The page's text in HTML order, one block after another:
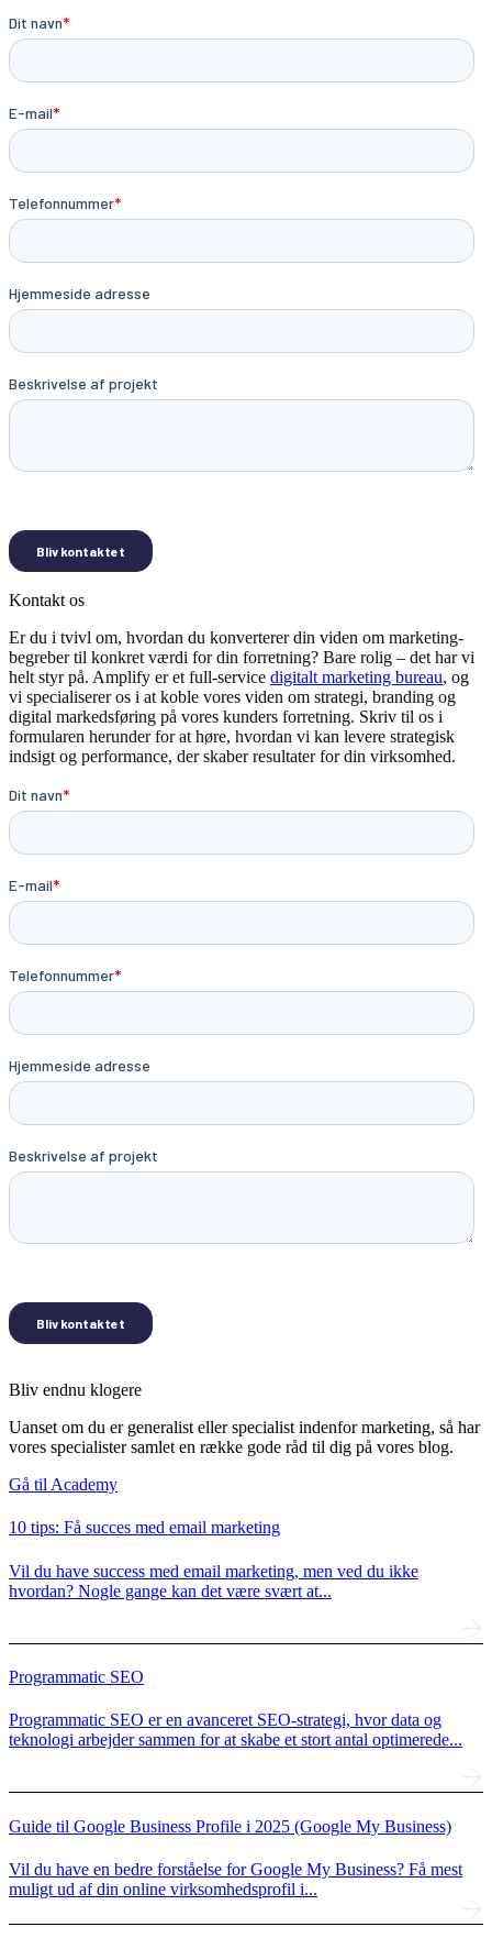
Kontakt os
Er du i tvivl om, hvordan du konverterer din viden om marketing-
begreber til konkret værdi for din forretning? Bare rolig – det har vi
helt styr på. Amplify er et full-service digitalt marketing bureau, og
vi specialiserer os i at koble vores viden om strategi, branding og
digital markedsføring på vores kunders forretning. Skriv til os i
formularen herunder for at høre, hvordan vi kan levere strategisk
indsigt og performance, der skaber resultater for din virksomhed.
Bliv endnu klogere
Uanset om du er generalist eller specialist indenfor marketing, så har
vores specialister samlet en række gode råd til dig på vores blog.
Gå til Academy
10 tips: Få succes med email marketing
Vil du have success med email marketing, men ved du ikke
hvordan? Nogle gange kan det være svært at...
Programmatic SEO
Programmatic SEO er en avanceret SEO-strategi, hvor data og
teknologi arbejder sammen for at skabe et stort antal optimerede...
Guide til Google Business Profile i 2025 (Google My Business)
Vil du have en bedre forståelse for Google My Business? Få mest
muligt ud af din online virksomhedsprofil i...